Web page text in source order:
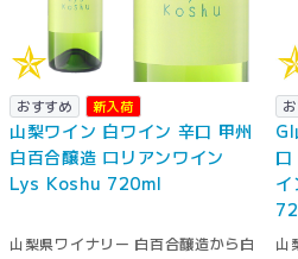
おすすめ 新入荷
山梨ワイン 白ワイン 辛口 甲州
白百合醸造 ロリアンワイン
Lys Koshu 720ml
山梨県ワイナリー 白百合醸造から白
口
山